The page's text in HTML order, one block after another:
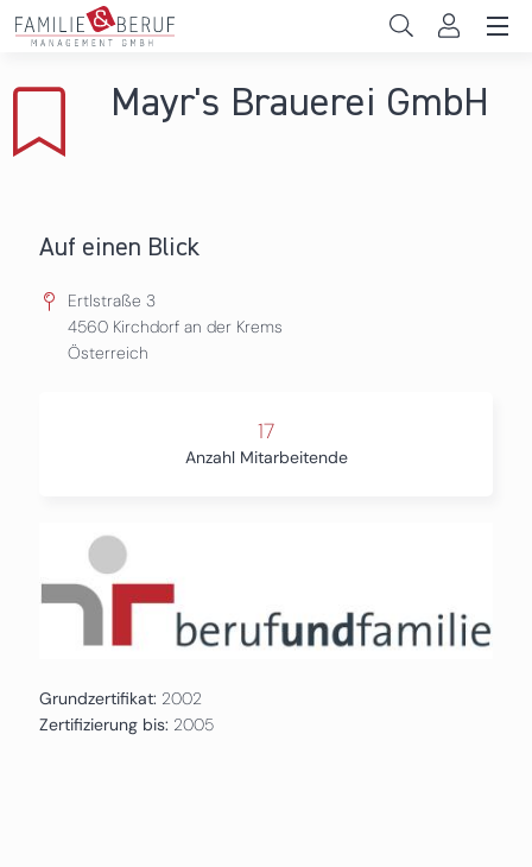
Direkt zum Inhalt
Gemeinden
Persönliche Vereinbarkeit
Das sind wir
News & Events
Mayr's Brauerei GmbH
Auf einen Blick
Ertlstraße 3
4560 Kirchdorf an der Krems
Österreich
17
Anzahl Mitarbeitende
Grundzertifikat: 2002
Zertifizierung bis: 2005